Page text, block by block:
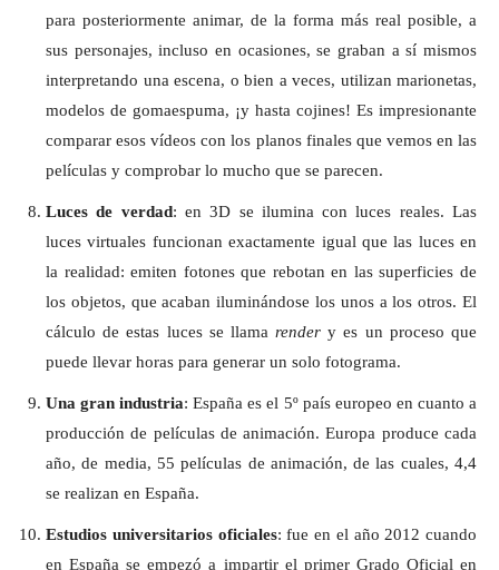
para posteriormente animar, de la forma más real posible, a
sus personajes, incluso en ocasiones, se graban a sí mismos
interpretando una escena, o bien a veces, utilizan marionetas,
modelos de gomaespuma, ¡y hasta cojines! Es impresionante
comparar esos vídeos con los planos finales que vemos en las
películas y comprobar lo mucho que se parecen.
Luces de verdad: en 3D se ilumina con luces reales. Las
luces virtuales funcionan exactamente igual que las luces en
la realidad: emiten fotones que rebotan en las superficies de
los objetos, que acaban iluminándose los unos a los otros. El
cálculo de estas luces se llamarender y es un proceso que
puede llevar horas para generar un solo fotograma.
Una gran industria: España es el 5º país europeo en cuanto a
producción de películas de animación. Europa produce cada
año, de media, 55 películas de animación, de las cuales, 4,4
se realizan en España.
Estudios universitarios oficiales: fue en el año 2012 cuando
en España se empezó a impartir el primer Grado Oficial en